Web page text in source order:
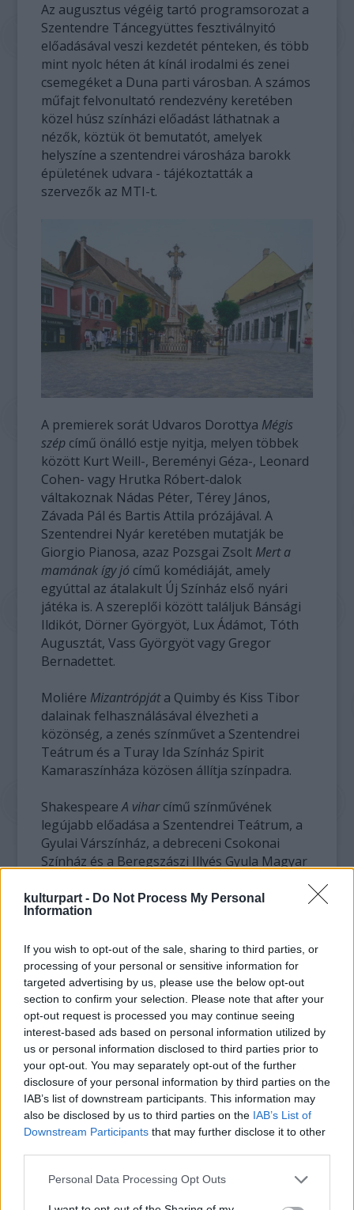
kulturpart - Do Not Process My Personal
Information
If you wish to opt-out of the sale, sharing to third parties, or
processing of your personal or sensitive information for
targeted advertising by us, please use the below opt-out
section to confirm your selection. Please note that after your
opt-out request is processed you may continue seeing
interest-based ads based on personal information utilized by
us or personal information disclosed to third parties prior to
your opt-out. You may separately opt-out of the further
disclosure of your personal information by third parties on the
IAB’s list of downstream participants. This information may
also be disclosed by us to third parties on the IAB’s List of
Downstream Participants that may further disclose it to other
Please note that this website/app uses one or more Google
Personal Data Processing Opt Outs
Az augusztus végéig tartó programsorozat a
Szentendre Táncegyüttes fesztiválnyitó
előadásával veszi kezdetét pénteken, és több
mint nyolc héten át kínál irodalmi és zenei
csemegéket a Duna parti városban. A számos
műfajt felvonultató rendezvény keretében
közel húsz színházi előadást láthatnak a
nézők, köztük öt bemutatót, amelyek
helyszíne a szentendrei városháza barokk
épületének udvara - tájékoztatták a
szervezők az MTI-t.
A premierek sorát Udvaros Dorottya Mégis
szép című önálló estje nyitja, melyen többek
között Kurt Weill-, Bereményi Géza-, Leonard
Cohen- vagy Hrutka Róbert-dalok
váltakoznak Nádas Péter, Térey János,
Závada Pál és Bartis Attila prózájával. A
Szentendrei Nyár keretében mutatják be
Giorgio Pianosa, azaz Pozsgai Zsolt Mert a
mamának így jó című komédiáját, amely
egyúttal az átalakult Új Színház első nyári
játéka is. A szereplői között találjuk Bánsági
Ildikót, Dörner Györgyöt, Lux Ádámot, Tóth
Augusztát, Vass Györgyöt vagy Gregor
Bernadettet.
Moliére Mizantrópjáta Quimby és Kiss Tibor
dalainak felhasználásával élvezheti a
közönség, a zenés színművet a Szentendrei
Teátrum és a Turay Ida Színház Spirit
Kamaraszínháza közösen állítja színpadra.
ShakespeareA viharcímű színművének
legújabb előadása a Szentendrei Teátrum, a
Gyulai Várszínház, a debreceni Csokonai
Színház és a Beregszászi Illyés Gyula Magyar
meg, a Szergej Maszlobojscsikov rendezte
darab szentendrei bemutatójára a
A színházi évad kedvelt és sikeres előadásai
közül Szentendrére érkezik többek között
BulgakovKépmutatók cselszövésecímű darabja
Fodor Tamással és Kerekes Évával, valamint a
közelmúltban bemutatottKramer kontra
Kramer című színházi adaptáció Kovács
Patrícia és Nagy Ervin főszereplésével.
Ugyancsak a városháza barokk épületének
udvara szolgál helyszínéül Bálint AndrásÚr és
kutyacímű előadásának, Kulka János
sanzonestjének és Jordán TamásSzéllel